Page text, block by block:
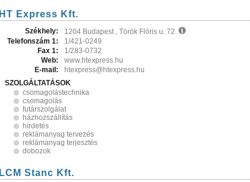
HT Express Kft.
Székhely:
1204 Budapest , Török Flóris u. 72.
Telefonszám 1:
1/421-0249
Fax 1:
1/283-0732
Web:
www.htexpress.hu
E-mail:
htexpress@htexpress.hu
SZOLGÁLTATÁSOK
csomagolástechnika
csomagolás
futárszolgálat
házhozszállítás
hírdetés
reklámanyag tervezés
reklámanyag terjesztés
dobozok
LCM Stanc Kft.